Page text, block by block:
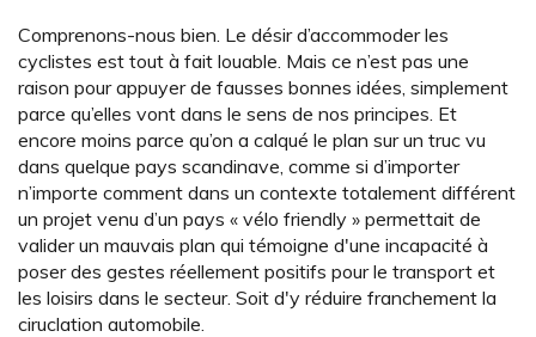
Comprenons-nous bien. Le désir d’accommoder les
cyclistes est tout à fait louable. Mais ce n’est pas une
raison pour appuyer de fausses bonnes idées, simplement
parce qu’elles vont dans le sens de nos principes. Et
encore moins parce qu’on a calqué le plan sur un truc vu
dans quelque pays scandinave, comme si d’importer
n’importe comment dans un contexte totalement différent
un projet venu d’un pays « vélo friendly » permettait de
valider un mauvais plan qui témoigne d'une incapacité à
poser des gestes réellement positifs pour le transport et
les loisirs dans le secteur. Soit d'y réduire franchement la
ciruclation automobile.